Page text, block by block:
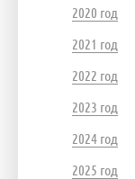
2020 год
2021 год
2022 год
2023 год
2024 год
2025 год